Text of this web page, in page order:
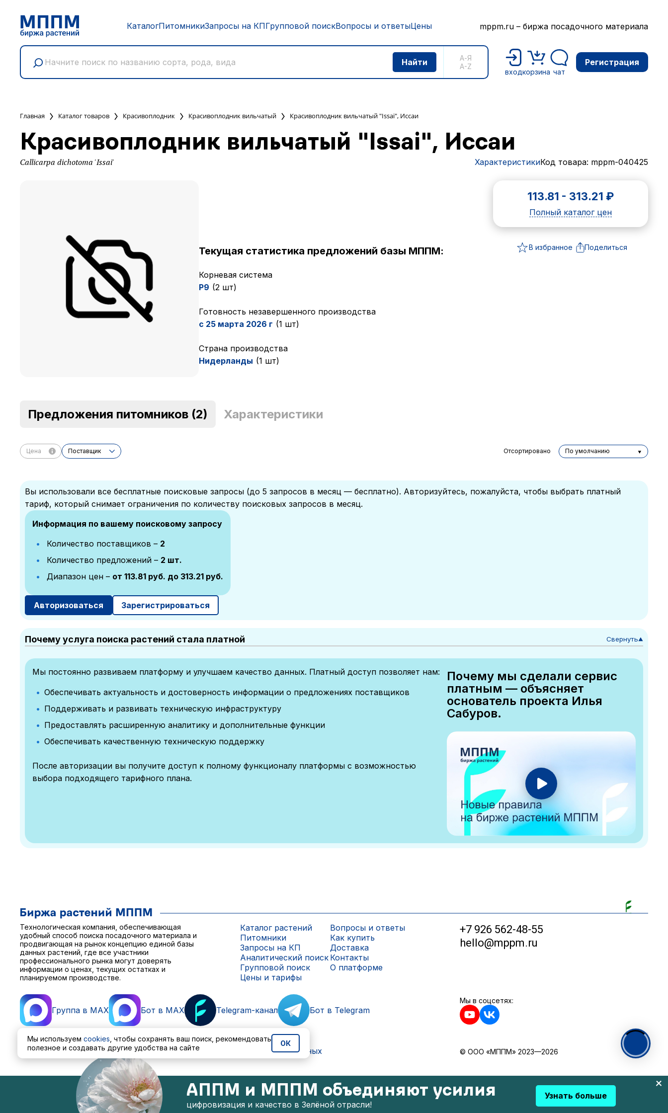
КаталогПитомникиЗапросы на КПГрупповой поискВопросы и ответыЦены mppm.ru – биржа посадочного материала
А-Я
A-Z
входкорзина чат
Регистрация
Главная Каталог товаров Красивоплодник Красивоплодник вильчатый Красивоплодник вильчатый "Issai", Иссаи
Красивоплодник вильчатый "Issai", Иссаи
Callicarpa dichotoma 'Issai' ХарактеристикиКод товара: mppm-040425
113.81 - 313.21 ₽
Полный каталог цен
В избранное Поделиться
Текущая статистика предложений базы МППМ:
Корневая система
P9 (2 шт)
Готовность незавершенного производства
с 25 марта 2026 г (1 шт)
Cтрана производства
Нидерланды (1 шт)
Предложения питомников (2) Характеристики
Цена Поставщик Отсортировано По умолчанию
Вы использовали все бесплатные поисковые запросы (до 5 запросов в месяц — бесплатно). Авторизуйтесь, пожалуйста, чтобы выбрать платный
тариф, который снимает ограничения по количеству поисковых запросов в месяц.
Информация по вашему поисковому запросу
Количество поставщиков – 2
Количество предложений – 2 шт.
Диапазон цен – от 113.81 руб. до 313.21 руб.
Авторизоваться Зарегистрироваться
Почему услуга поиска растений стала платной Свернуть▼
Мы постоянно развиваем платформу и улучшаем качество данных. Платный доступ позволяет нам:
Обеспечивать актуальность и достоверность информации о предложениях поставщиков
Поддерживать и развивать техническую инфраструктуру
Предоставлять расширенную аналитику и дополнительные функции
Обеспечивать качественную техническую поддержку
После авторизации вы получите доступ к полному функционалу платформы с возможностью
выбора подходящего тарифного плана.
Почему мы сделали сервис
платным — объясняет
основатель проекта Илья
Сабуров.
АППМ и МППМ объединяют усилия
цифровизация и качество в Зелёной отрасли!
Узнать больше
Технологическая компания, обеспечивающая
удобный способ поиска посадочного материала и
продвигающая на рынок концепцию единой базы
данных растений, где все участники
профессионального рынка могут доверять
информации о ценах, текущих остатках и
планируемом производстве.
Каталог растений
Питомники
Запросы на КП
Аналитический поиск
Групповой поиск
Цены и тарифы
Вопросы и ответы
Как купить
Доставка
Контакты
О платформе
+7 926 562-48-55
hello@mppm.ru
Группа в MAX Бот в MAX Telegram-канал Бот в Telegram
Мы в соцсетях:
Пользовательское соглашениеПолитика обработки персональных данных © ООО «МППМ» 2023—2026
Мы используем cookies , чтобы сохранять ваш поиск, рекомендовать
полезное и создавать другие удобства на сайте
ОК